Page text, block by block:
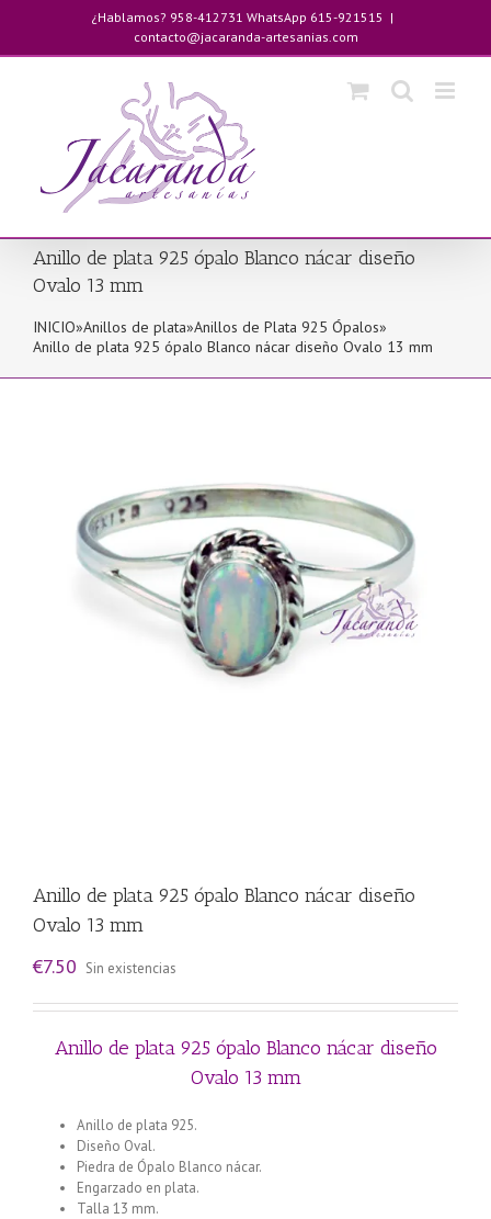
contenido
¿Hablamos? 958-412731 WhatsApp 615-921515 |
contacto@jacaranda-artesanias.com
Anillo de plata 925 ópalo Blanco nácar diseño
Ovalo 13 mm
INICIO»Anillos de plata»Anillos de Plata 925 Ópalos»
Anillo de plata 925 ópalo Blanco nácar diseño Ovalo 13 mm
Anillo de plata 925 ópalo Blanco nácar diseño
Ovalo 13 mm
€7.50 Sin existencias
Anillo de plata 925 ópalo Blanco nácar diseño
Ovalo 13 mm
Anillo de plata 925.
Diseño Oval.
Piedra de Ópalo Blanco nácar.
Engarzado en plata.
Talla 13 mm.